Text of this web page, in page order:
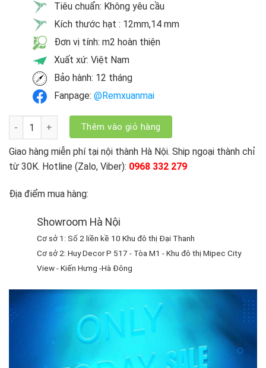
Tiêu chuẩn: Không yêu cầu
Kích thước hạt : 12mm,14 mm
Đơn vị tính: m2 hoàn thiện
Xuất xứ: Việt Nam
Bảo hành: 12 tháng
Fanpage: @Remxuanmai
Rèm Hạt Gỗ Hương Trơn số lượng
Thêm vào giỏ hàng
Giao hàng miễn phí tại nội thành Hà Nội. Ship ngoại thành chỉ
từ 30K. Hotline (Zalo, Viber): 0968 332 279
Địa điểm mua hàng:
Showroom Hà Nội
Cơ sở 1: Số 2 liền kề 10 Khu đô thị Đại Thanh
Cơ sở 2: Huy Decor P 517 - Tòa M1 - Khu đô thị Mipec City
View - Kiến Hưng -Hà Đông